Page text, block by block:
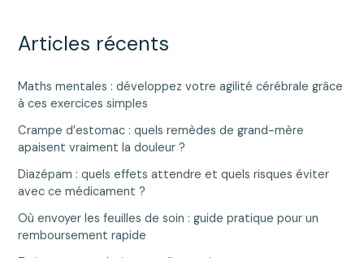
sportives
selon
objectifs
Articles récents
Maths mentales : développez votre agilité cérébrale grâce
à ces exercices simples
Crampe d’estomac : quels remèdes de grand-mère
apaisent vraiment la douleur ?
Diazépam : quels effets attendre et quels risques éviter
avec ce médicament ?
Où envoyer les feuilles de soin : guide pratique pour un
remboursement rapide